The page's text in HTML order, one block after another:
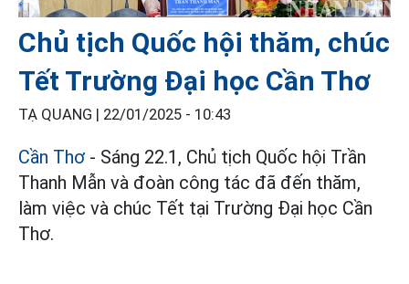
Chủ tịch Quốc hội thăm, chúc
Tết Trường Đại học Cần Thơ
TẠ QUANG | 22/01/2025 - 10:43
Cần Thơ - Sáng 22.1, Chủ tịch Quốc hội Trần
Thanh Mẫn và đoàn công tác đã đến thăm,
làm việc và chúc Tết tại Trường Đại học Cần
Thơ.